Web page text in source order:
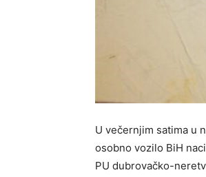
U večernjim satima u
osobno vozilo BiH
PU dubrovačko-